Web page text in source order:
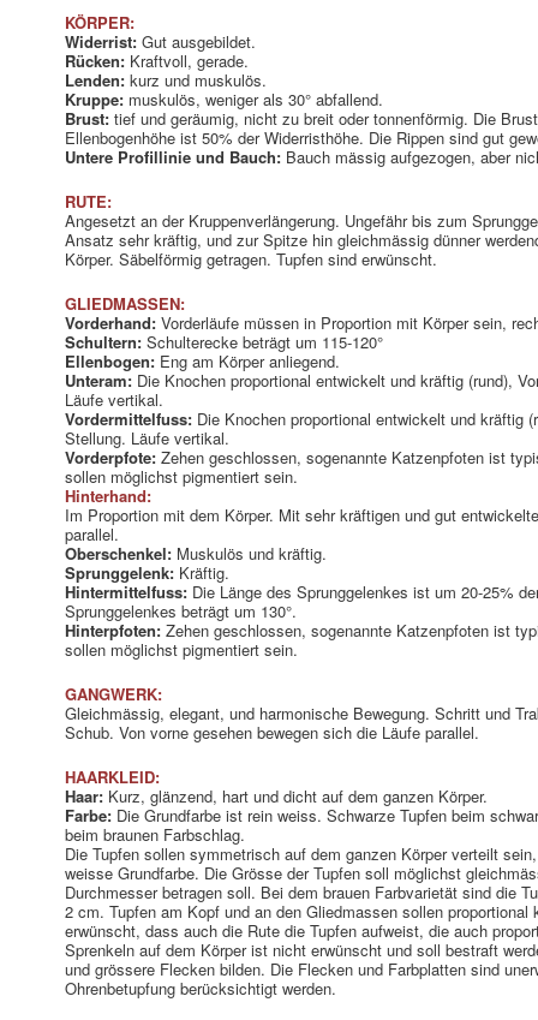
KÖRPER:
Widerrist: Gut ausgebildet.
Rücken: Kraftvoll, gerade.
Lenden: kurz und muskulös.
Kruppe: muskulös, weniger als 30° abfallend.
Brust: tief und geräumig, nicht zu breit oder tonnenförmig. Die
Ellenbogenhöhe ist 50% der Widerristhöhe. Die Rippen sind gut
Untere Profillinie und Bauch: Bauch mässig aufgezogen, aber
RUTE:
Angesetzt an der Kruppenverlängerung. Ungefähr bis zum
Ansatz sehr kräftig, und zur Spitze hin gleichmässig dünner
Körper. Säbelförmig getragen. Tupfen sind erwünscht.
GLIEDMASSEN:
Vorderhand: Vorderläufe müssen in Proportion mit Körper sein,
Schultern: Schulterecke beträgt um 115-120°
Ellenbogen: Eng am Körper anliegend.
Unteram: Die Knochen proportional entwickelt und kräftig (rund),
Läufe vertikal.
Vordermittelfuss: Die Knochen proportional entwickelt und kräftig
Stellung. Läufe vertikal.
Vorderpfote: Zehen geschlossen, sogenannte Katzenpfoten ist
sollen möglichst pigmentiert sein.
Hinterhand:
Im Proportion mit dem Körper. Mit sehr kräftigen und gut
parallel.
Oberschenkel: Muskulös und kräftig.
Sprunggelenk: Kräftig.
Hintermittelfuss: Die Länge des Sprunggelenkes ist um 20-25%
Sprunggelenkes beträgt um 130°.
Hinterpfoten: Zehen geschlossen, sogenannte Katzenpfoten ist
sollen möglichst pigmentiert sein.
GANGWERK:
Gleichmässig, elegant, und harmonische Bewegung. Schritt und
Schub. Von vorne gesehen bewegen sich die Läufe parallel.
HAARKLEID:
Haar: Kurz, glänzend, hart und dicht auf dem ganzen Körper.
Farbe: Die Grundfarbe ist rein weiss. Schwarze Tupfen beim
beim braunen Farbschlag.
Die Tupfen sollen symmetrisch auf dem ganzen Körper verteilt
weisse Grundfarbe. Die Grösse der Tupfen soll möglichst
Durchmesser betragen soll. Bei dem brauen Farbvarietät sind die
2 cm. Tupfen am Kopf und an den Gliedmassen sollen
erwünscht, dass auch die Rute die Tupfen aufweist, die auch
Sprenkeln auf dem Körper ist nicht erwünscht und soll bestraft
und grössere Flecken bilden. Die Flecken und Farbplatten sind
Ohrenbetupfung berücksichtigt werden.